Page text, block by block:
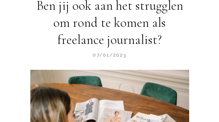
Ben jij ook aan het strugglen
om rond te komen als
freelance journalist?
07/01/2023